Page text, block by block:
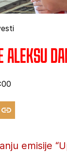
Aleksu
emisije